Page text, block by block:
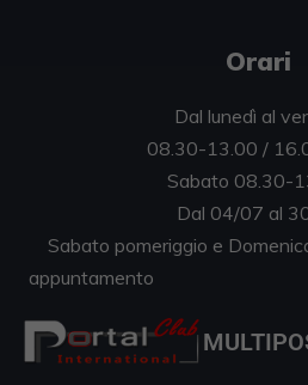
Orari
Dal lunedì al
08.30-13.00 /
Sabato 08.30-
Dal 04/07 al 30/
Sabato pomeriggio e
appuntamento